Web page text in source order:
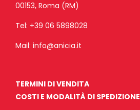
00153, Roma (RM)
Tel: +39 06 5898028
Mail: info@anicia.it
TERMINI DI VENDITA
COSTI E MODALITÀ DI SPEDIZIONE